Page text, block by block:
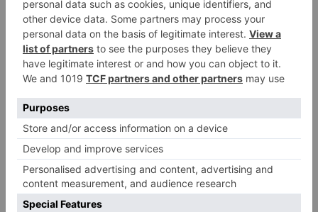
año a año”
Castilla y León Junta de Castilla y León
Clasificacion Segunda División LaLiga
Hypermotion
Clasificacion Nacional ACB Liga
ENDESA
LO + VISTO